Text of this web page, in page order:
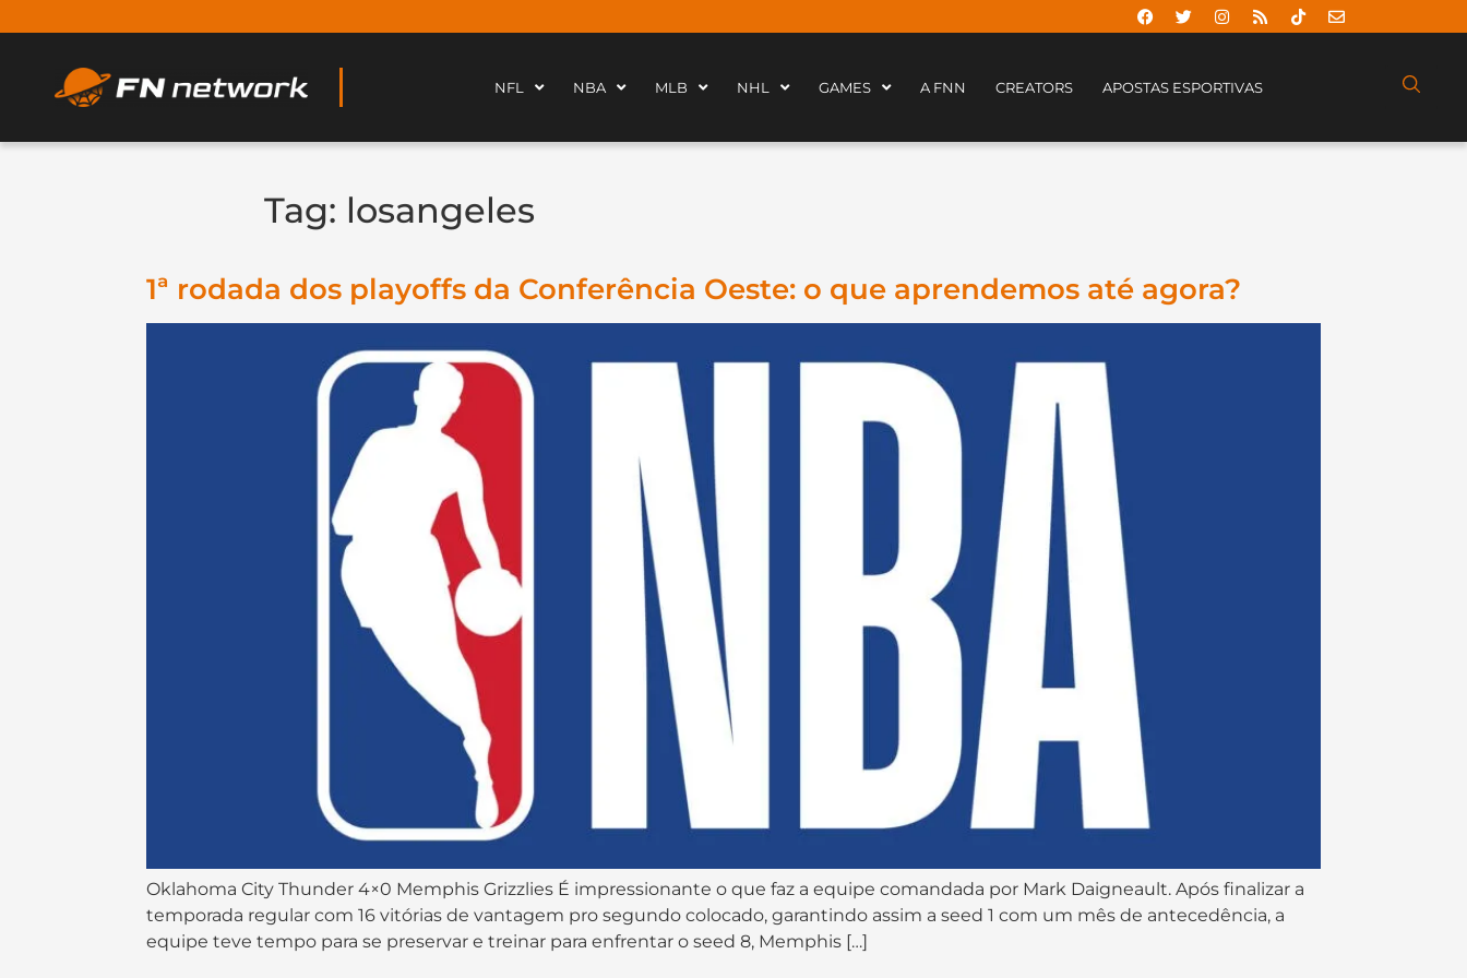
NFL NBA MLB NHL GAMES A FNN CREATORS APOSTAS ESPORTIVAS
Tag: losangeles
1ª rodada dos playoffs da Conferência Oeste: o que aprendemos até agora?
Oklahoma City Thunder 4×0 Memphis Grizzlies É impressionante o que faz a equipe comandada por Mark Daigneault. Após finalizar a
temporada regular com 16 vitórias de vantagem pro segundo colocado, garantindo assim a seed 1 com um mês de antecedência, a
equipe teve tempo para se preservar e treinar para enfrentar o seed 8, Memphis […]